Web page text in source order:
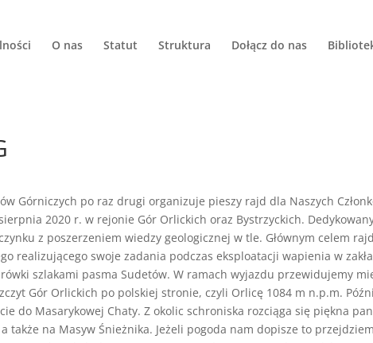
O nas Statut Struktura Dołącz do nas
Górniczych po raz drugi organizuje pieszy rajd dla Naszych
2020 r. w rejonie Gór Orlickich oraz Bystrzyckich.
z poszerzeniem wiedzy geologicznej w tle. Głównym celem
realizującego swoje zadania podczas eksploatacji wapienia w
szlakami pasma Sudetów. W ramach wyjazdu przewidujemy
Gór Orlickich po polskiej stronie, czyli Orlicę 1084 m n.p.m.
do Masarykowej Chaty. Z okolic schroniska rozciąga się piękna
także na Masyw Śnieżnika. Jeżeli pogoda nam dopisze to